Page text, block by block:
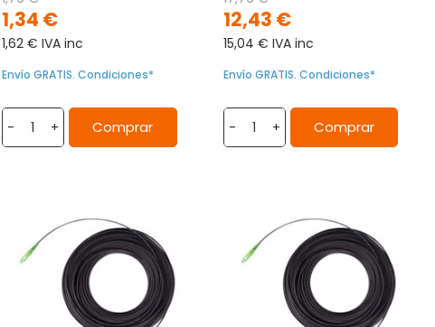
1,34 €
1,62 € IVA inc
Envío GRATIS. Condiciones*
- + Comprar
12,43 €
15,04 € IVA inc
Envío GRATIS. Condiciones*
- + Comprar